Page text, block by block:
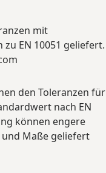
mit
EN 10051 geliefert.
den Toleranzen für
nach EN
können engere
Maße geliefert